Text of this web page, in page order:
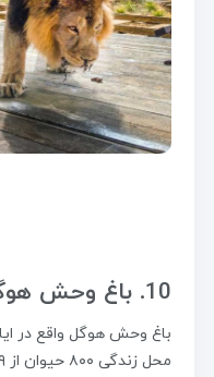
10. باغ وحش هوگل